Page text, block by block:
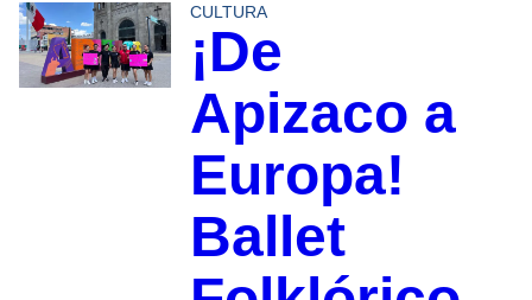
CULTURA
¡De
Apizaco a
Europa!
Ballet